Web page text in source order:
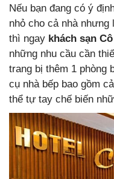
Nếu bạn đang có ý
nhỏ cho cả nhà
thì ngay khách sạn
những nhu cầu cần
trang bị thêm 1 phòng
cụ nhà bếp bao gồm
thể tự tay chế biến